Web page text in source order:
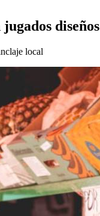
diseños
local